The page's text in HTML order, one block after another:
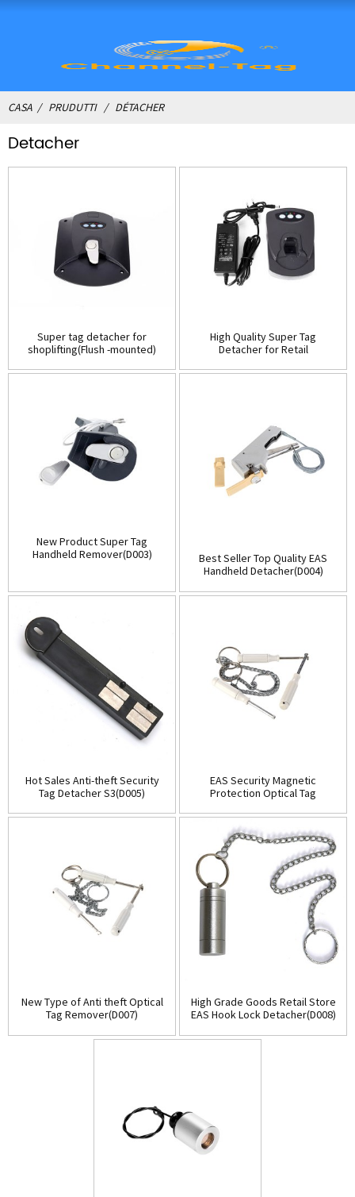
CASA PRUDUTTI DÉTACHER
Detacher
Super tag detacher for
shoplifting(Flush -mounted)
High Quality Super Tag
Detacher for Retail
New Product Super Tag
Handheld Remover(D003)
Best Seller Top Quality EAS
Handheld Detacher(D004)
Hot Sales Anti-theft Security
Tag Detacher S3(D005)
EAS Security Magnetic
Protection Optical Tag
New Type of Anti theft Optical
Tag Remover(D007)
High Grade Goods Retail Store
EAS Hook Lock Detacher(D008)